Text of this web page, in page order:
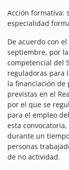
Acción formativa:
especialidad
De acuerdo con
septiembre, por
competencial del
reguladoras para
la financiación de
previstas en el
por el que se
para el empleo
esta
durante un
personas
de no actividad.